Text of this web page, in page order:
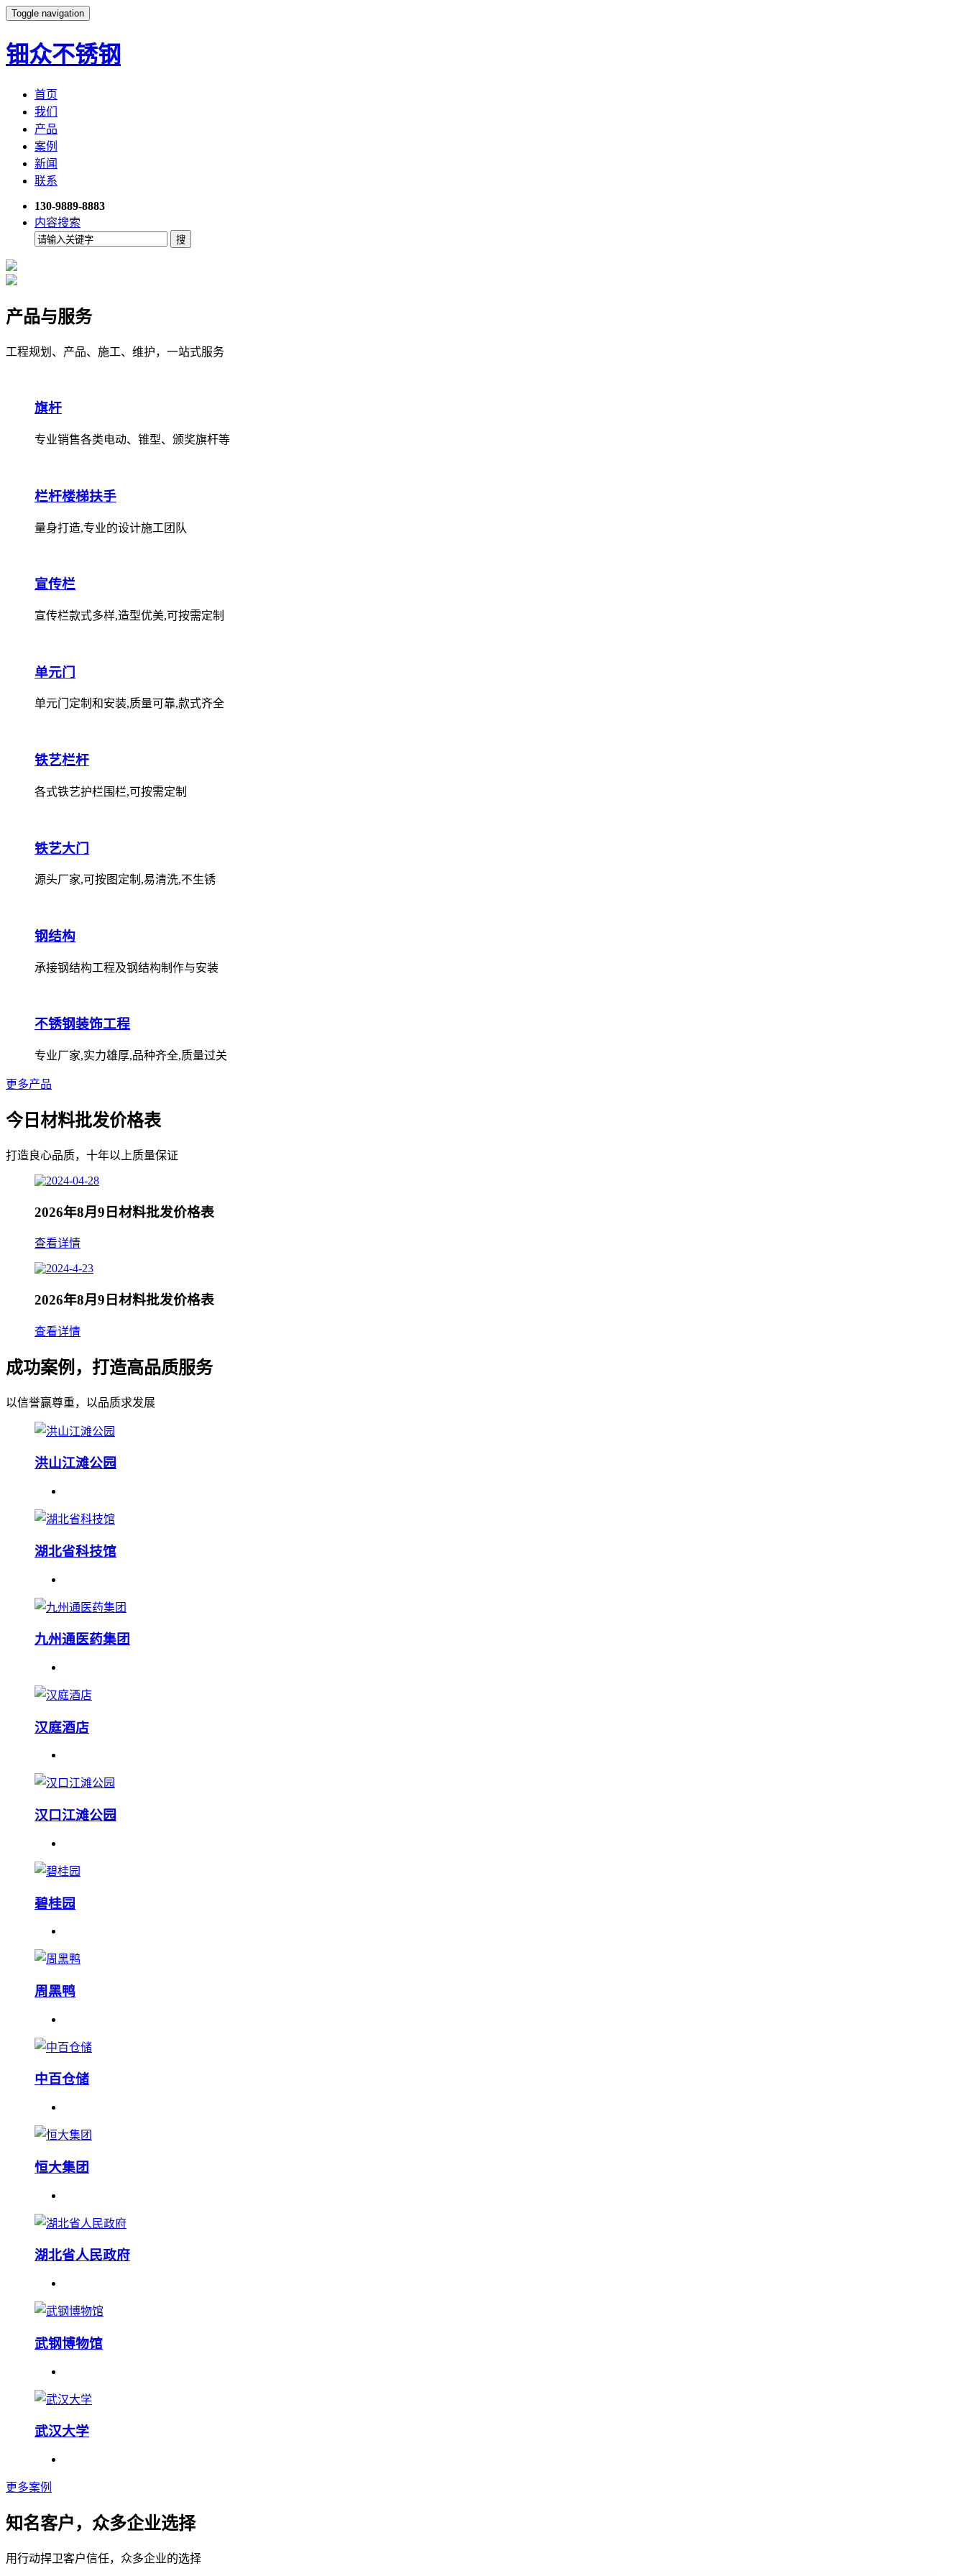
Toggle navigation
钿众不锈钢
首页
我们
产品
案例
新闻
联系
130-9889-8883
内容搜索
产品与服务
工程规划、产品、施工、维护，一站式服务
旗杆
专业销售各类电动、锥型、颁奖旗杆等
栏杆楼梯扶手
量身打造,专业的设计施工团队
宣传栏
宣传栏款式多样,造型优美,可按需定制
单元门
单元门定制和安装,质量可靠,款式齐全
铁艺栏杆
各式铁艺护栏围栏,可按需定制
铁艺大门
源头厂家,可按图定制,易清洗,不生锈
钢结构
承接钢结构工程及钢结构制作与安装
不锈钢装饰工程
专业厂家,实力雄厚,品种齐全,质量过关
更多产品
今日材料批发价格表
打造良心品质，十年以上质量保证
2026年8月9日材料批发价格表
查看详情
2026年8月9日材料批发价格表
查看详情
成功案例，打造高品质服务
以信誉赢尊重，以品质求发展
洪山江滩公园
湖北省科技馆
九州通医药集团
汉庭酒店
汉口江滩公园
碧桂园
周黑鸭
中百仓储
恒大集团
湖北省人民政府
武钢博物馆
武汉大学
更多案例
知名客户，众多企业选择
用行动捍卫客户信任，众多企业的选择